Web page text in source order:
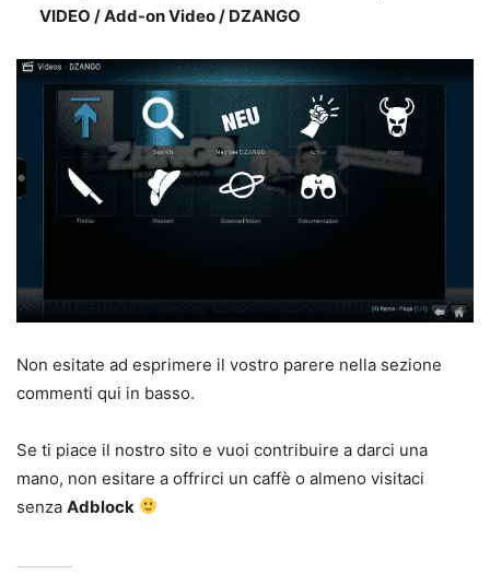
VIDEO / Add-on Video / DZANGO
Non esitate ad esprimere il vostro parere nella sezione
commenti qui in basso.
Se ti piace il nostro sito e vuoi contribuire a darci una
mano, non esitare a offrirci un caffè o almeno visitaci
senza Adblock